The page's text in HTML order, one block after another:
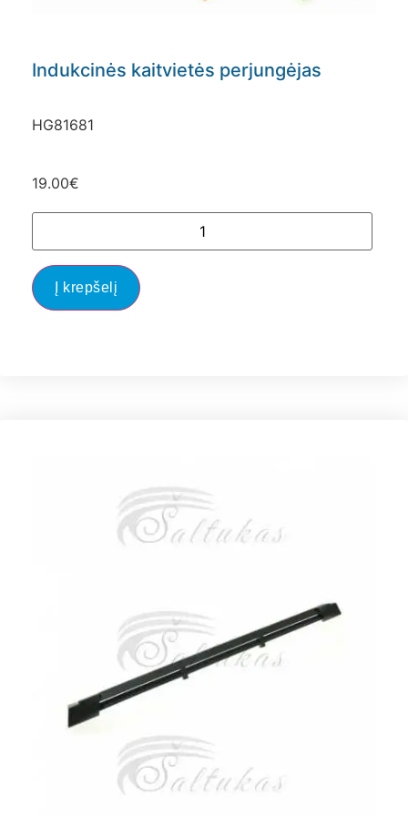
Indukcinės kaitvietės perjungėjas
HG81681
19.00€
Į krepšelį